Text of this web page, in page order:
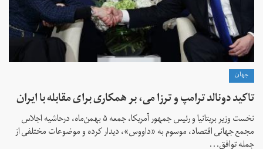
جهان
تاکید دونالد ترامپ و ترزا می، بر همکاری برای مقابله با ایران
نخست وزیر بریتانیا و رئیس جمهور آمریکا، جمعه ۵ بهمن‌ماه، درحاشیه اجلاس
مجمع جهانی اقتصاد، موسوم به «داووس»، دیدار کرده و موضوعات مختلفی از